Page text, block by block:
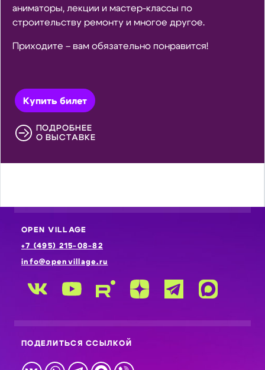
аниматоры, лекции и мастер-классы по
строительству ремонту и многое другое.
Приходите – вам обязательно понравится!
Купить билет
ПОДРОБНЕЕ
О ВЫСТАВКЕ
OPEN VILLAGE
+7 (495) 215-08-82
info@openvillage.ru
ПОДЕЛИТЬСЯ ССЫЛКОЙ